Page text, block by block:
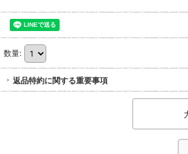
数量:
返品特約に関する重要事項